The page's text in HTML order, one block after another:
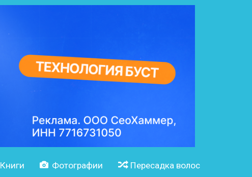
Книги Фотографии Пересадка волос